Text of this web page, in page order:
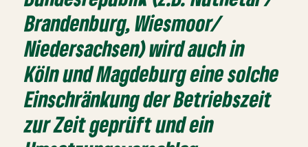
Brandenburg, Wiesmoor/
Niedersachsen) wird auch in
Köln und Magdeburg eine solche
Einschränkung der Betriebszeit
zur Zeit geprüft und ein